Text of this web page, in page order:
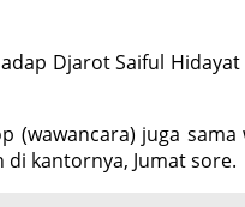
Djarot Saiful
(wawancara) juga
di kantornya, Jumat sore.